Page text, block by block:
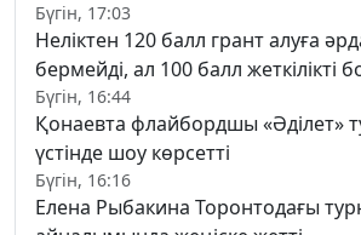
Бүгін, 17:03
Неліктен 120 балл грант алуға
бермейді, ал 100 балл жеткілікті
Бүгін, 16:44
Қонаевта флайбордшы «Әділет»
үстінде шоу көрсетті
Бүгін, 16:16
Елена Рыбакина Торонтодағы